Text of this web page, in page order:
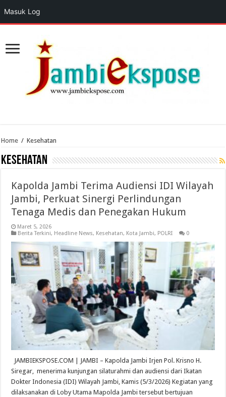
Home / Kesehatan
Kesehatan
Kapolda Jambi Terima Audiensi IDI Wilayah
Jambi, Perkuat Sinergi Perlindungan
Tenaga Medis dan Penegakan Hukum
Maret 5, 2026
Berita Terkini, Headline News, Kesehatan, Kota Jambi, POLRI 0
JAMBIEKSPOSE.COM | JAMBI – Kapolda Jambi Irjen Pol. Krisno H.
Siregar, menerima kunjungan silaturahmi dan audiensi dari Ikatan
Dokter Indonesia (IDI) Wilayah Jambi, Kamis (5/3/2026) Kegiatan yang
dilaksanakan di Loby Utama Mapolda Jambi tersebut bertujuan
Masuk Log